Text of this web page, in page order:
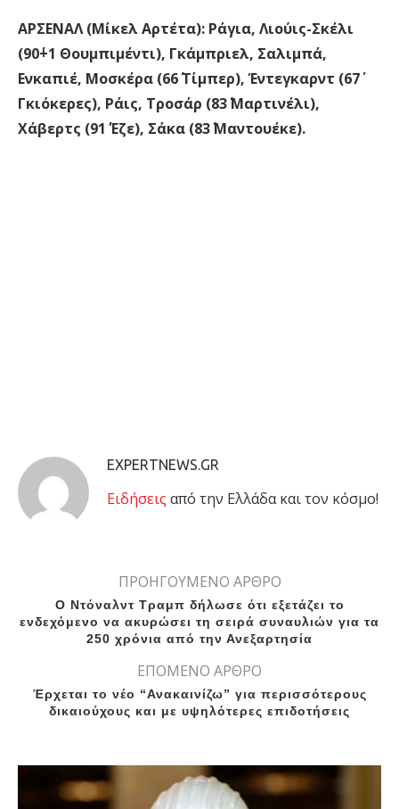
ΑΡΣΕΝΑΛ (Μίκελ Αρτέτα): Ράγια, Λιούις-Σκέλι
(90΄+1 Θουμπιμέντι), Γκάμπριελ, Σαλιμπά,
Ενκαπιέ, Μοσκέρα (66΄ Τίμπερ), Έντεγκαρντ (67΄
Γκιόκερες), Ράις, Τροσάρ (83΄ Μαρτινέλι),
Χάβερτς (91΄ Έζε), Σάκα (83΄ Μαντουέκε).
EXPERTNEWS.GR
Eιδήσεις από την Ελλάδα και τον κόσμο!
ΠΡΟΗΓΟΥΜΕΝΟ ΑΡΘΡΟ
Ο Ντόναλντ Τραμπ δήλωσε ότι εξετάζει το
ενδεχόμενο να ακυρώσει τη σειρά συναυλιών για τα
250 χρόνια από την Ανεξαρτησία
ΕΠΟΜΕΝΟ ΑΡΘΡΟ
Έρχεται το νέο “Ανακαινίζω” για περισσότερους
δικαιούχους και με υψηλότερες επιδοτήσεις